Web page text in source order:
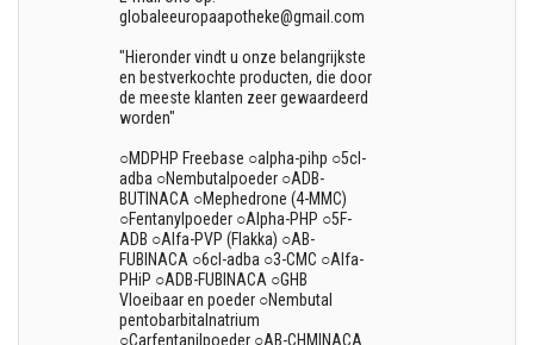
globaleeuropaapotheke@gmail.com
"Hieronder vindt u onze belangrijkste
en bestverkochte producten, die door
de meeste klanten zeer gewaardeerd
worden"
○MDPHP Freebase ○alpha-pihp ○5cl-
adba ○Nembutalpoeder ○ADB-
BUTINACA ○Mephedrone (4-MMC)
○Fentanylpoeder ○Alpha-PHP ○5F-
ADB ○Alfa-PVP (Flakka) ○AB-
FUBINACA ○6cl-adba ○3-CMC ○Alfa-
PHiP ○ADB-FUBINACA ○GHB
Vloeibaar en poeder ○Nembutal
pentobarbitalnatrium
○Carfentanilpoeder ○AB-CHMINACA